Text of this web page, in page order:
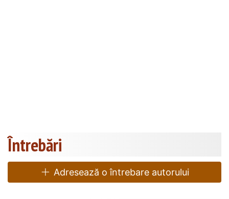
Întrebări
Adresează o întrebare autorului